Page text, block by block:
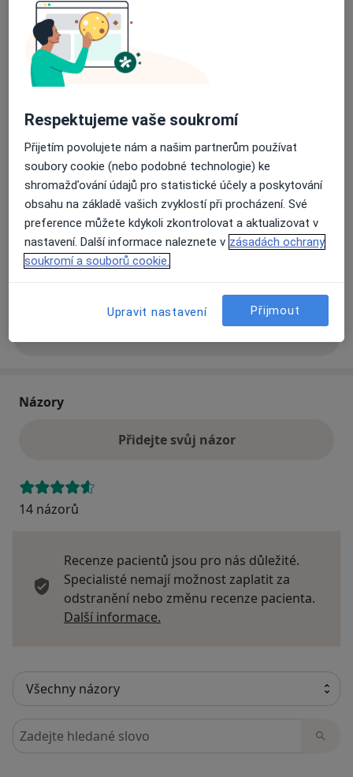
Adresa 1 Adresa 2
Ord. praktického lékaře pro dospělé
Revoluční 240,
se otevře v nové záložce
Dostupnost
Na této adrese online kalendář není aktivní
Co mám v takové situaci udělat?
Způsoby platby (soukromé návštěvy)
Na teto adrese lékař přijímá pacienty na pojišťovnu
o adrese
Názory
Přidejte svůj názor
14 názorů
Recenze pacientů jsou pro nás důležité.
Specialisté nemají možnost zaplatit za
odstranění nebo změnu recenze pacienta.
Další informace.
Hledejte v názorech
Respektujeme vaše soukromí
Přijetím povolujete nám a našim partnerům používat
soubory cookie (nebo podobné technologie) ke
shromažďování údajů pro statistické účely a poskytování
obsahu na základě vašich zvyklostí při procházení. Své
preference můžete kdykoli zkontrolovat a aktualizovat v
nastavení. Další informace naleznete v zásadách ochrany
soukromí a souborů cookie.
Upravit nastavení Přijmout